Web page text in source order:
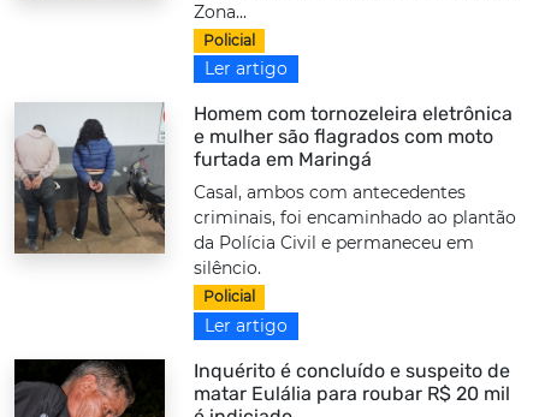
Zona...
Policial
Ler artigo
Homem com tornozeleira eletrônica
e mulher são flagrados com moto
furtada em Maringá
Casal, ambos com antecedentes
criminais, foi encaminhado ao plantão
da Polícia Civil e permaneceu em
silêncio.
Policial
Ler artigo
Inquérito é concluído e suspeito de
matar Eulália para roubar R$ 20 mil